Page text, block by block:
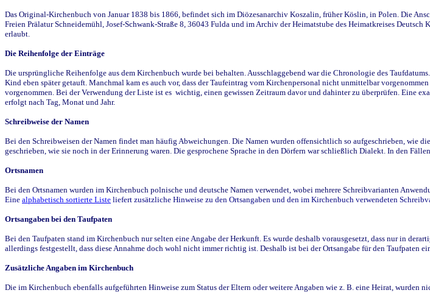
Das Original-Kirchenbuch von Januar 1838 bis 1866, befindet sich im Diözesanarchiv Koszalin, früher Köslin, in Polen. Die
Freien Prälatur Schneidemühl, Josef-Schwank-Straße 8, 36043 Fulda und im Archiv der Heimatstube des Heimatkreises
erlaubt.
Die Reihenfolge der Einträge
Die ursprüngliche Reihenfolge aus dem Kirchenbuch wurde bei behalten. Ausschlaggebend war die Chronologie des
Kind eben später getauft. Manchmal kam es auch vor, dass der Taufeintrag vom Kirchenpersonal nicht unmittelbar
vorgenommen. Bei der Verwendung der Liste ist es wichtig, einen gewissen Zeitraum davor und dahinter zu überprüfen. Eine
erfolgt nach Tag, Monat und Jahr.
Schreibweise der Namen
Bei den Schreibweisen der Namen findet man häufig Abweichungen. Die Namen wurden offensichtlich so aufgeschrieben, wie
geschrieben, wie sie noch in der Erinnerung waren. Die gesprochene Sprache in den Dörfern war schließlich Dialekt. In den
Ortsnamen
Bei den Ortsnamen wurden im Kirchenbuch polnische und deutsche Namen verwendet, wobei mehrere Schreibvarianten
Eine alphabetisch sortierte Liste liefert zusätzliche Hinweise zu den Ortsangaben und den im Kirchenbuch verwendeten
Ortsangaben bei den Taufpaten
Bei den Taufpaten stand im Kirchenbuch nur selten eine Angabe der Herkunft. Es wurde deshalb vorausgesetzt, dass nur in
allerdings festgestellt, dass diese Annahme doch wohl nicht immer richtig ist. Deshalb ist bei der Ortsangabe für den Taufpaten
Zusätzliche Angaben im Kirchenbuch
Die im Kirchenbuch ebenfalls aufgeführten Hinweise zum Status der Eltern oder weitere Angaben wie z. B. eine Heirat, wurden